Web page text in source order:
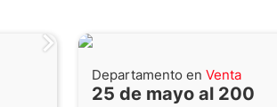
Departamento en Venta
25 de mayo al 200